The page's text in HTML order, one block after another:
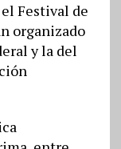
Festival de
organizado
y la del